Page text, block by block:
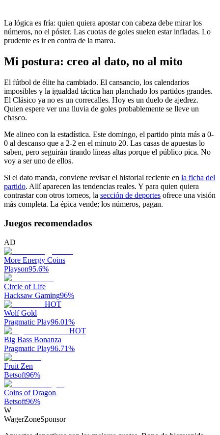
La lógica es fría: quien quiera apostar con cabeza debe mirar los
números, no el póster. Las cuotas de goles suelen estar infladas. Lo
prudente es ir en contra de la marea.
Mi postura: creo al dato, no al mito
El fútbol de élite ha cambiado. El cansancio, los calendarios
imposibles y la igualdad táctica han planchado los partidos grandes.
El Clásico ya no es un correcalles. Hoy es un duelo de ajedrez.
Quien espere ver una lluvia de goles probablemente se lleve un
chasco.
Me alineo con la estadística. Este domingo, el partido pinta más a 0-
0 al descanso que a 2-2 en el minuto 20. Las casas de apuestas lo
saben, pero seguirán tirando líneas altas porque el público pica. No
voy a ser uno de ellos.
Si el dato manda, conviene revisar el historial reciente en la ficha del
partido. Allí aparecen las tendencias reales. Y para quien quiera
contrastar con otros torneos, la sección de deportes ofrece una visión
más completa. La épica vende; los números, pagan.
Juegos recomendados
AD
More Energy Coins
Playson95.6%
Circle of Life
Hacksaw Gaming96%
HOT
Wolf Gold
Pragmatic Play96.01%
HOT
Big Bass Bonanza
Pragmatic Play96.71%
Fruit Zen
Betsoft96%
Coins of Dragon
Betsoft96%
W
WagerZoneSponsor